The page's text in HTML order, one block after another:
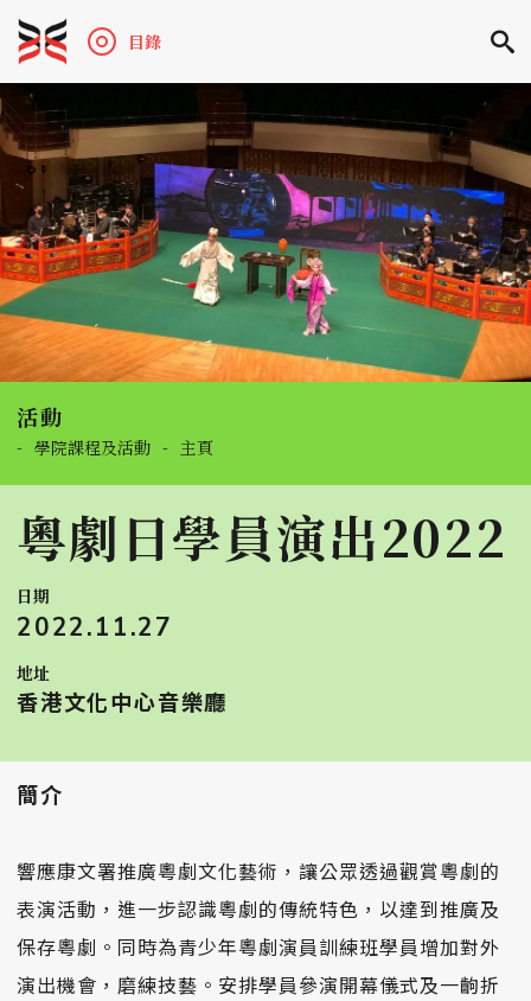
目錄
活動
- 學院課程及活動 - 主頁
粵劇日學員演出2022
日期
2022.11.27
地址
香港文化中心音樂廳
簡介
響應康文署推廣粵劇文化藝術，讓公眾透過觀賞粵劇的
表演活動，進一步認識粵劇的傳統特色，以達到推廣及
保存粵劇。同時為青少年粵劇演員訓練班學員增加對外
演出機會，磨練技藝。安排學員參演開幕儀式及一齣折